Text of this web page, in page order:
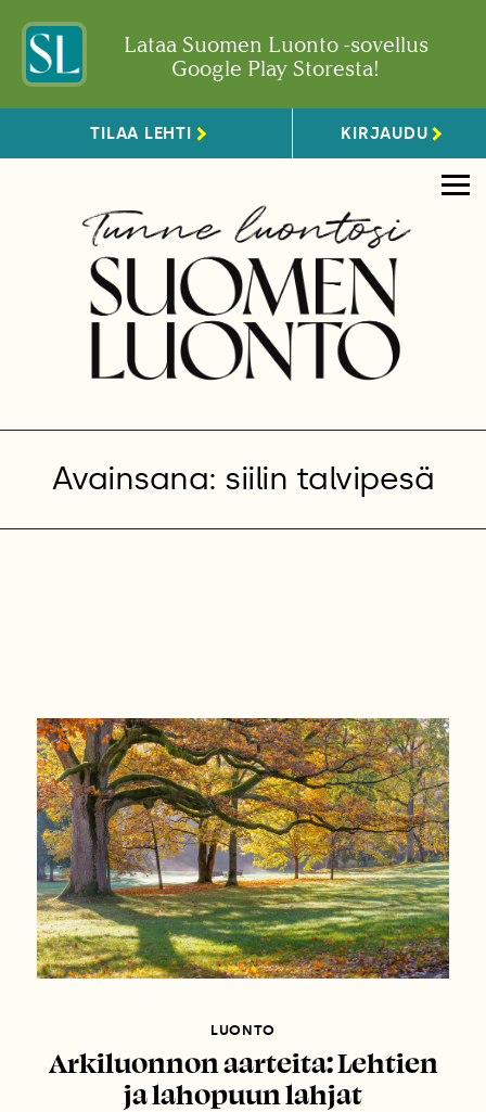
Lataa Suomen Luonto -sovellus
Google Play Storesta!
TILAA LEHTI KIRJAUDU
Avainsana: siilin talvipesä
LUONTO
Arkiluonnon aarteita: Lehtien
ja lahopuun lahjat